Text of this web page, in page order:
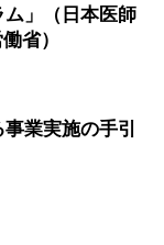
」（日本医師
省）
業実施の手引